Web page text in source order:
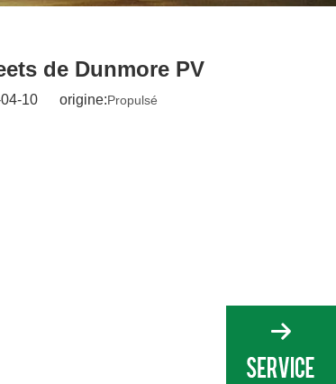
de Dunmore PV
04-10 origine:Propulsé